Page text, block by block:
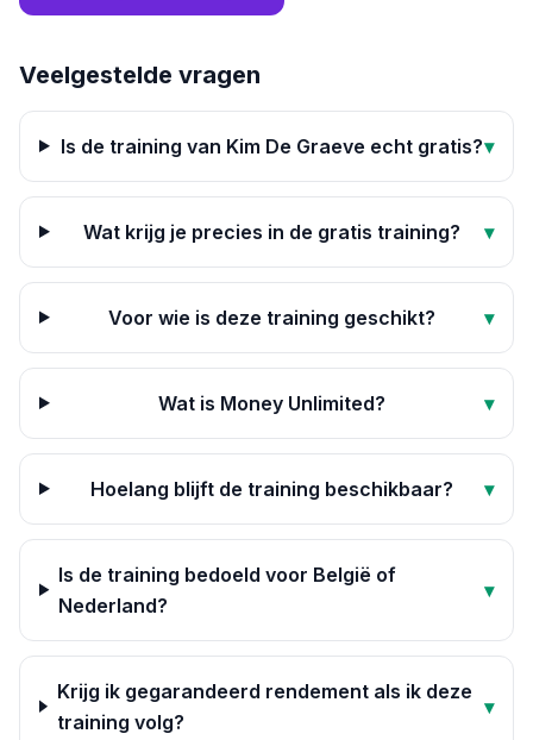
Veelgestelde vragen
Is de training van Kim De Graeve echt gratis?▾
Wat krijg je precies in de gratis training? ▾
Voor wie is deze training geschikt? ▾
Wat is Money Unlimited? ▾
Hoelang blijft de training beschikbaar? ▾
Is de training bedoeld voor België of
Nederland?
▾
Krijg ik gegarandeerd rendement als ik deze
training volg?
▾